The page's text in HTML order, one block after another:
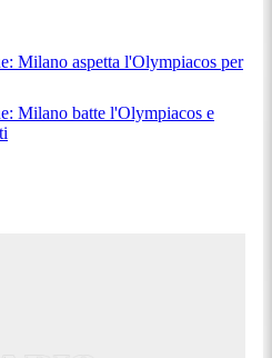
Milano aspetta l'Olympiacos per
Milano batte l'Olympiacos e